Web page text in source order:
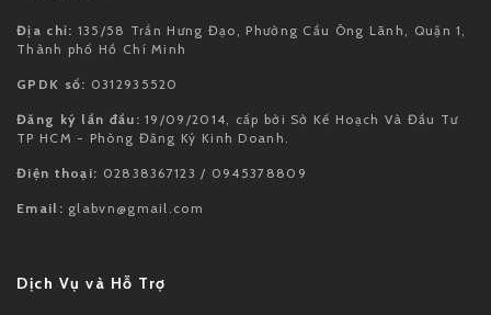
Địa chỉ: 135/58 Trần Hưng Đạo, Phường Cầu Ông Lãnh, Quận 1,
Thành phố Hồ Chí Minh
GPDK số: 0312935520
Đăng ký lần đầu: 19/09/2014, cấp bởi Sở Kế Hoạch Và Đầu Tư
TP HCM - Phòng Đăng Ký Kinh Doanh.
Điện thoại: 02838367123 / 0945378809
Email: glabvn@gmail.com
Dịch Vụ và Hỗ Trợ